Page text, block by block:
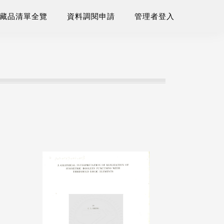
品清單全覽 資料調閱申請 管理者登入